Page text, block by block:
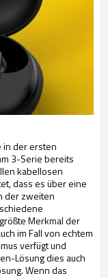
in der ersten
3-Serie bereits
kabellosen
dass es über eine
der zweiten
Merkmal der
im Fall von echtem
verfügt und
Lösung dies auch
Wenn das